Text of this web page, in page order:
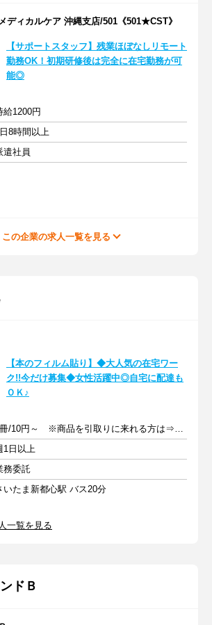
ディカルケア 沖縄支店/501《501★CST》
【サポートスタッフ】残業ほぼなしリモート
勤務OK！初期研修後は完全に在宅勤務が可
能◎
給1200円
8時間以上
遣社員
この企業の求人一覧を見る
【本のフィルム貼り】◆大人気の在宅ワー
ク!!今だけ募集◆女性活躍中◎自宅に配達も
ＯＫ♪
1冊/10円～ ※商品を引取りに来れる方は⇒1冊/12円～
1日以上
務委託
いたま新都心駅 バス20分
一覧を見る
ドＢ